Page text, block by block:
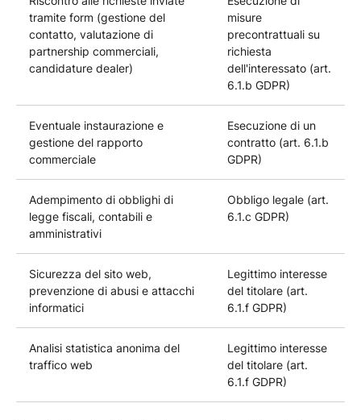
tramite form (gestione del
contatto, valutazione di
partnership commerciali,
candidature dealer)
misure
precontrattuali su
richiesta
dell'interessato (art.
6.1.b GDPR)
Eventuale instaurazione e
gestione del rapporto
commerciale
Esecuzione di un
contratto (art. 6.1.b
GDPR)
Adempimento di obblighi di
legge fiscali, contabili e
amministrativi
Obbligo legale (art.
6.1.c GDPR)
Sicurezza del sito web,
prevenzione di abusi e attacchi
informatici
Legittimo interesse
del titolare (art.
6.1.f GDPR)
Analisi statistica anonima del
traffico web
Legittimo interesse
del titolare (art.
6.1.f GDPR)